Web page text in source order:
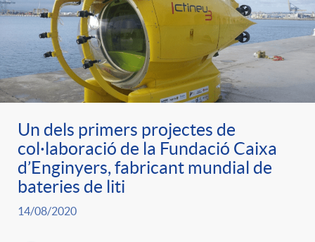
Un dels primers projectes de
col·laboració de la Fundació Caixa
d’Enginyers, fabricant mundial de
bateries de liti
14/08/2020